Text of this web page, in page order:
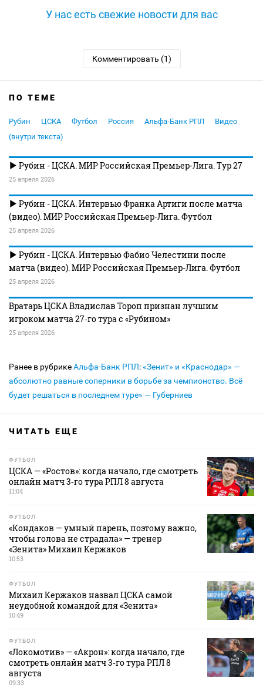
У нас есть свежие новости для вас
Комментировать (1)
ПО ТЕМЕ
Рубин ЦСКА Футбол Россия Альфа-Банк РПЛ
Видео
(внутри текста)
Рубин - ЦСКА. МИР Российская Премьер-Лига. Тур 27
25 апреля 2026
Рубин - ЦСКА. Интервью Франка Артиги после матча
(видео). МИР Российская Премьер-Лига. Футбол
25 апреля 2026
Рубин - ЦСКА. Интервью Фабио Челестини после
матча (видео). МИР Российская Премьер-Лига. Футбол
25 апреля 2026
Вратарь ЦСКА Владислав Тороп признан лучшим
игроком матча 27‑го тура с «Рубином»
25 апреля 2026
Ранее в рубрикеАльфа-Банк РПЛ:«Зенит» и «Краснодар» —
абсолютно равные соперники в борьбе за чемпионство. Всё
будет решаться в последнем туре» — Губерниев
ЧИТАТЬ ЕЩЕ
ФУТБОЛ
ЦСКА — «Ростов»: когда начало, где смотреть
онлайн матч 3‑го тура РПЛ 8 августа
11:04
ФУТБОЛ
«Кондаков — умный парень, поэтому важно,
чтобы голова не страдала» — тренер
«Зенита» Михаил Кержаков
10:53
ФУТБОЛ
Михаил Кержаков назвал ЦСКА самой
неудобной командой для «Зенита»
10:49
ФУТБОЛ
«Локомотив» — «Акрон»: когда начало, где
смотреть онлайн матч 3‑го тура РПЛ 8
августа
09:33